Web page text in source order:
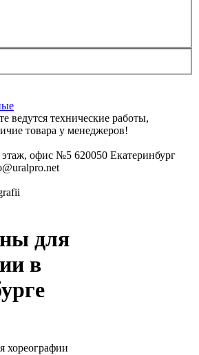
технические работы,
товара у менеджеров!
этаж, офис №5 620050 Екатеринбург
для
в
хореографии